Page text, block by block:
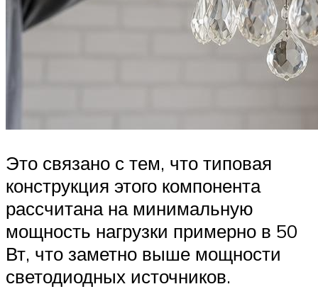
Это связано с тем, что типовая
конструкция этого компонента
рассчитана на минимальную
мощность нагрузки примерно в 50
Вт, что заметно выше мощности
светодиодных источников.